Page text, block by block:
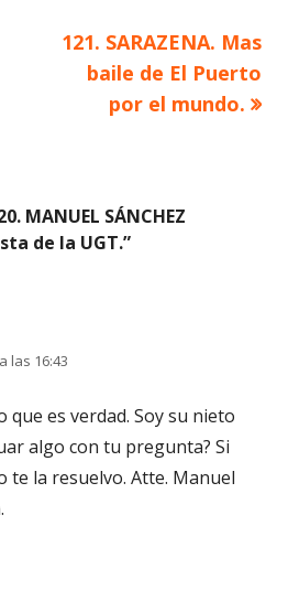
Artículo
siguiente
121. SARAZENA. Mas
baile de El Puerto
por el mundo.
MANUEL SÁNCHEZ
de la UGT.”
las 16:43
que es verdad. Soy su nieto
algo con tu pregunta? Si
te la resuelvo. Atte. Manuel